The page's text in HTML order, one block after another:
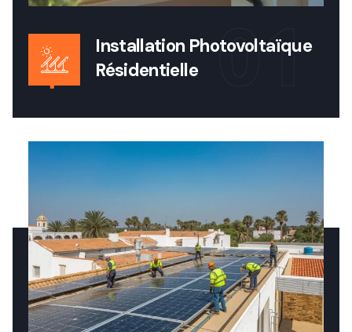
Installation Photovoltaïque
Résidentielle
01